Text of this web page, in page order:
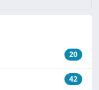
20
42